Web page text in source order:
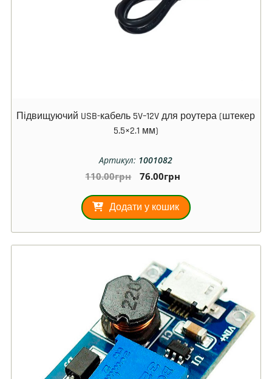
Підвищуючий USB-кабель 5V–12V для роутера (штекер
5.5×2.1 мм)
Артикул: 1001082
110.00грн 76.00грн
Додати у кошик